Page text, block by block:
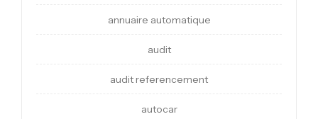
annuaire automatique
audit
audit referencement
autocar